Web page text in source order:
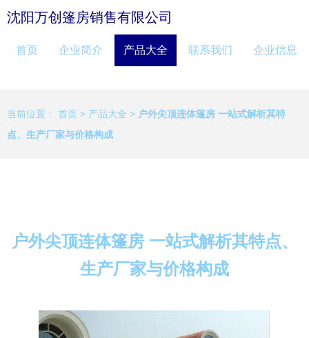
沈阳万创篷房销售有限公司
首页 企业简介 产品大全 联系我们 企业信息
当前位置： 首页 > 产品大全 > 户外尖顶连体篷房 一站式解析其特
点、生产厂家与价格构成
户外尖顶连体篷房 一站式解析其特点、
生产厂家与价格构成